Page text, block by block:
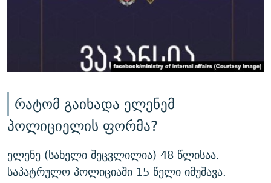
რატომ გაიხადა ელენემ
პოლიციელის ფორმა?
ელენე (სახელი შეცვლილია) 48 წლისაა.
საპატრულო პოლიციაში 15 წელი იმუშავა.